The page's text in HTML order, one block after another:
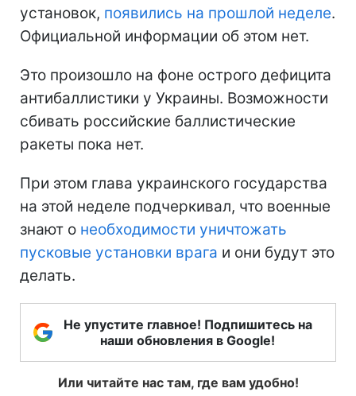
установок, появились на прошлой неделе.
Официальной информации об этом нет.
Это произошло на фоне острого дефицита
антибаллистики у Украины. Возможности
сбивать российские баллистические
ракеты пока нет.
При этом глава украинского государства
на этой неделе подчеркивал, что военные
знают о необходимости уничтожать
пусковые установки врага и они будут это
делать.
Не упустите главное! Подпишитесь на
наши обновления в Google!
Или читайте нас там, где вам удобно!